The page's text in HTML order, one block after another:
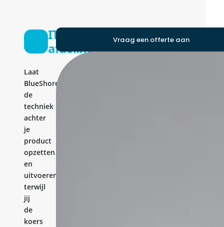
IT-
afdeling
Laat
BlueShores
de
techniek
achter
je
product
opzetten
en
uitvoeren,
terwijl
jij
de
koers
Vraag een offerte aan